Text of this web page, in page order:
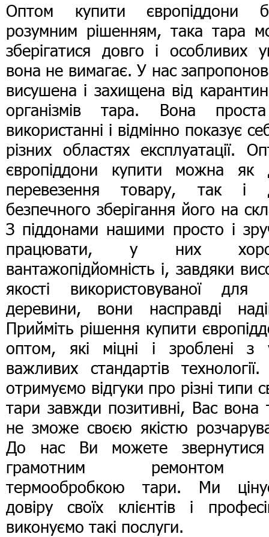
Оптом купити європіддони
розумним рішенням, така тара
зберігатися довго і особливих
вона не вимагає. У нас
висушена і захищена від
організмів тара. Вона
використанні і відмінно показує
різних областях експлуатації.
європіддони купити можна як
перевезення товару, так і
безпечного зберігання його на
З піддонами нашими просто і
працювати, у них
вантажопідйомність і, завдяки
якості використовуваної для
деревини, вони насправді
Прийміть рішення купити
оптом, які міцні і зроблені з
важливих стандартів
отримуємо відгуки про різні типи
тари завжди позитивні, Вас вона
не зможе своєю якістю
До нас Ви можете
грамотним
термообробкою тари. Ми
довіру своїх клієнтів і
виконуємо такі послуги.